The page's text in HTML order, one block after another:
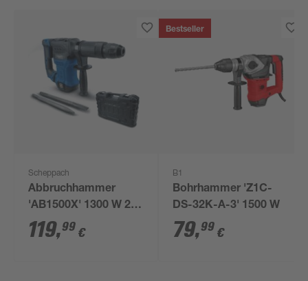
Scheppach
Abbruchhammer
'AB1500X' 1300 W 20
J
119,99 €
Bestseller
B1
Bohrhammer 'Z1C-
DS-32K-A-3' 1500 W
79,99 €